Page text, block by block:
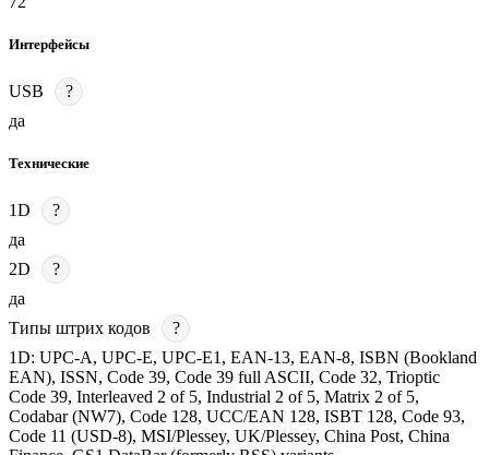
Интерфейсы
USB
?
да
Технические
1D
?
да
2D
?
да
Типы штрих кодов
?
1D: UPC-A, UPC-E, UPC-E1, EAN-13, EAN-8, ISBN (Bookland
EAN), ISSN, Code 39, Code 39 full ASCII, Code 32, Trioptic
Code 39, Interleaved 2 of 5, Industrial 2 of 5, Matrix 2 of 5,
Codabar (NW7), Code 128, UCC/EAN 128, ISBT 128, Code 93,
Code 11 (USD-8), MSI/Plessey, UK/Plessey, China Post, China